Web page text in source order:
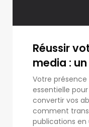
Réussir
media :
Votre présence
essentielle
convertir vos
comment
publications en